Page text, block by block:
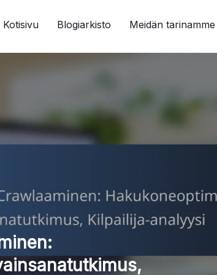
Kotisivu Blogiarkisto Meidän tarinamme